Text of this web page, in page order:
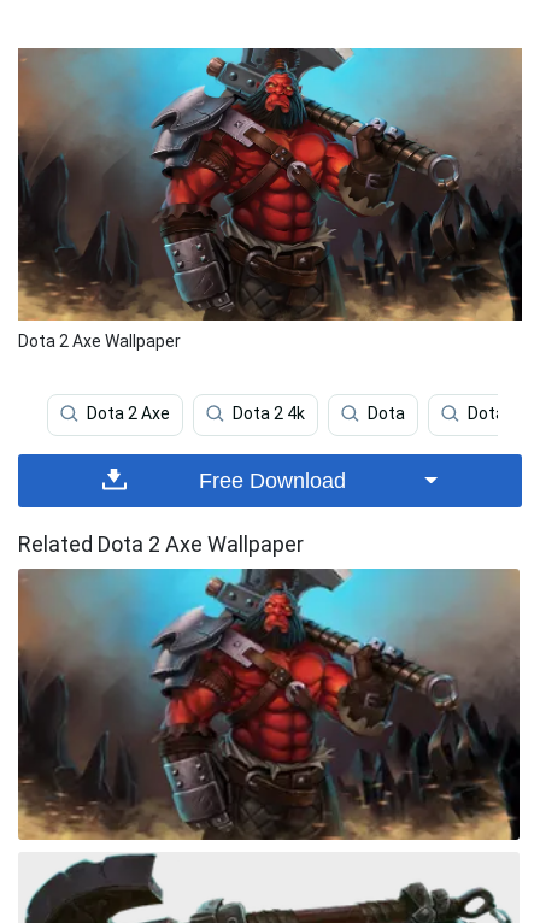
Dota 2 Axe Wallpaper
Dota 2 Axe Dota 2 4k Dota Dota 2
Free Download
Related Dota 2 Axe Wallpaper